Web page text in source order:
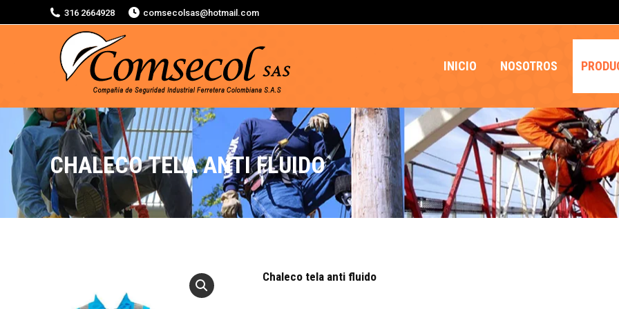
316 2664928 comsecolsas@hotmail.com
INICIO NOSOTROS
CHALECO TELA ANTI FLUIDO
Chaleco tela anti fluido